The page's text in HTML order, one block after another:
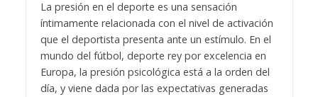
La presión en el deporte es una sensación
íntimamente relacionada con el nivel de activación
que el deportista presenta ante un estímulo. En el
mundo del fútbol, deporte rey por excelencia en
Europa, la presión psicológica está a la orden del
día, y viene dada por las expectativas generadas